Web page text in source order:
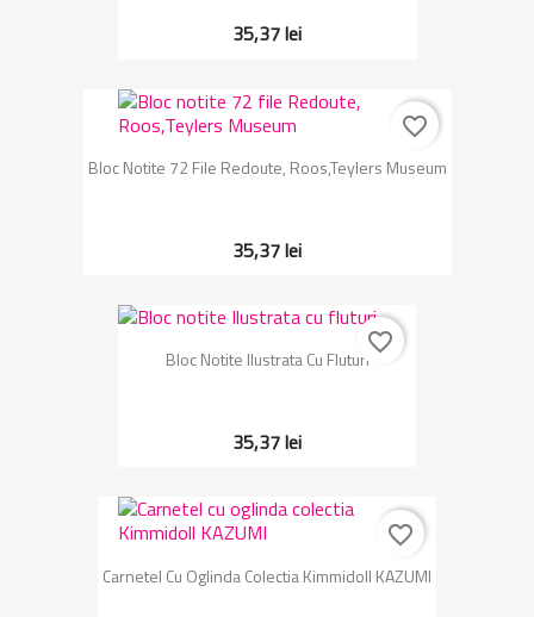
35,37 lei
Bloc Notite 72 File Redoute, Roos,Teylers Museum
35,37 lei
favorite_border
Bloc Notite Ilustrata Cu Fluturi
35,37 lei
favorite_border
Carnetel Cu Oglinda Colectia Kimmidoll KAZUMI
favorite_border